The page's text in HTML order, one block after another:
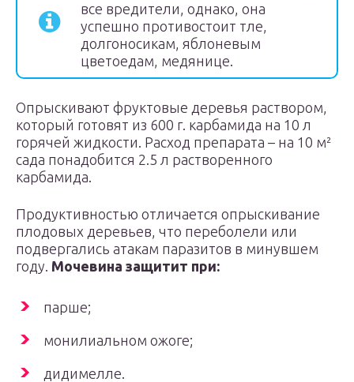
все вредители, однако, она
успешно противостоит тле,
долгоносикам, яблоневым
цветоедам, медянице.
Опрыскивают фруктовые деревья раствором,
который готовят из 600 г. карбамида на 10 л
горячей жидкости. Расход препарата – на 10 м²
сада понадобится 2.5 л растворенного
карбамида.
Продуктивностью отличается опрыскивание
плодовых деревьев, что переболели или
подвергались атакам паразитов в минувшем
году. Мочевина защитит при:
парше;
монилиальном ожоге;
дидимелле.